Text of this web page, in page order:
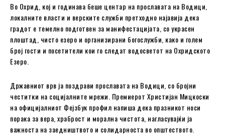
Во Охрид, кој и годинава беше центар на прославата на Водици,
локалните власти и верските служби претходно најавија дека
градот е темелно подготвен за манифестацијата, со украсен
плоштад, чисто езеро и организирани богослужби, како и голем
број гости и посетители кои го следат водосветот на Охридското
Езеро.
Државниот врв ја поздрави прославата на Водици, со бројни
честитки на социјалните мрежи. Премиерот Христијан Мицкоски
на официјалниот Фејзбук профил напиша дека празникот носи
порака за вера, храброст и морална чистота, нагласувајќи ја
важноста на заедништвото и солидарноста во општеството.